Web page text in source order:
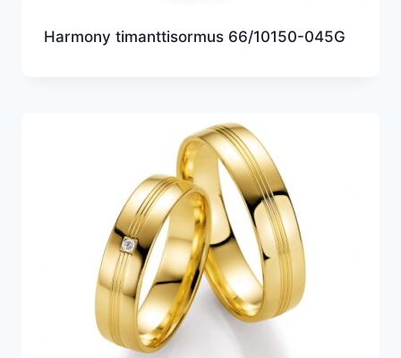
Harmony timanttisormus 66/10150-045G